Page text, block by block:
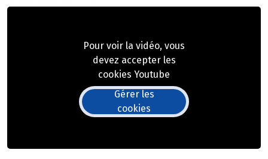
Pour voir la vidéo, vous
devez accepter les
cookies Youtube
Gérer les
cookies